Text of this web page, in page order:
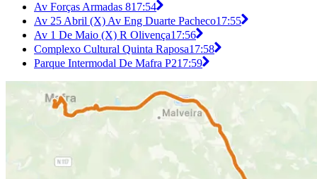
Av Forças Armadas 817:54
Av 25 Abril (X) Av Eng Duarte Pacheco17:55
Av 1 De Maio (X) R Olivença17:56
Complexo Cultural Quinta Raposa17:58
Parque Intermodal De Mafra P217:59